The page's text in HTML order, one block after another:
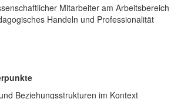
Mitarbeiter am Arbeitsbereich
Handeln und Professionalität
Beziehungsstrukturen im Kontext